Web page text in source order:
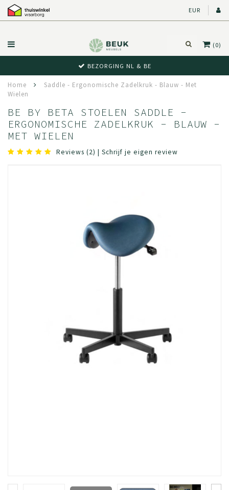
EUR
(0)
BEZORGING NL & BE
Home
Saddle - Ergonomische Zadelkruk - Blauw - Met
Wielen
BE BY BETA STOELEN SADDLE -
ERGONOMISCHE ZADELKRUK - BLAUW -
MET WIELEN
Reviews (2) | Schrijf je eigen review